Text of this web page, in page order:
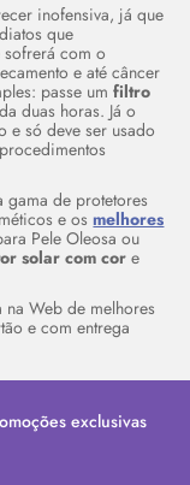
inofensiva, já que
que
sofrerá com o
e até câncer
passe umfiltro
duas horas. Já o
e só deve ser usado
gama de protetores
e osmelhores
Pele Oleosa ou
solar com cor e
Web de melhores
e com entrega
exclusivas